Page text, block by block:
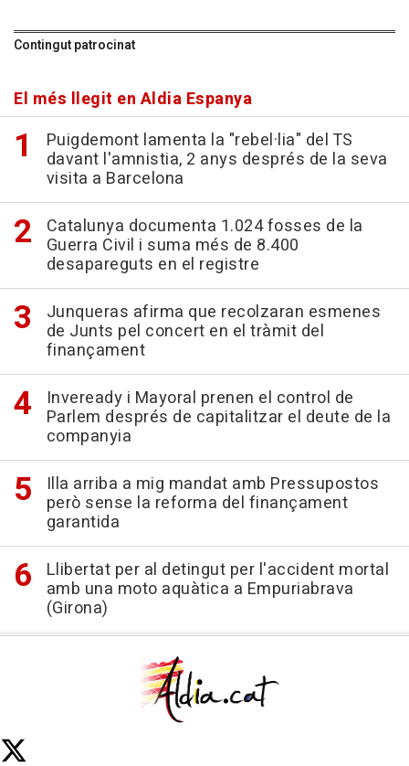
Contingut patrocinat
El més llegit en Aldia Espanya
Puigdemont lamenta la "rebel·lia" del TS
davant l'amnistia, 2 anys després de la seva
visita a Barcelona
Catalunya documenta 1.024 fosses de la
Guerra Civil i suma més de 8.400
desapareguts en el registre
Junqueras afirma que recolzaran esmenes
de Junts pel concert en el tràmit del
finançament
Inveready i Mayoral prenen el control de
Parlem després de capitalitzar el deute de la
companyia
Illa arriba a mig mandat amb Pressupostos
però sense la reforma del finançament
garantida
Llibertat per al detingut per l'accident mortal
amb una moto aquàtica a Empuriabrava
(Girona)